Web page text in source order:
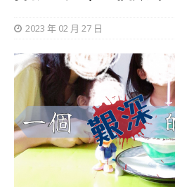
2023 年 02 月 27 日